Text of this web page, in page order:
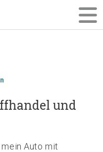
und
Auto mit